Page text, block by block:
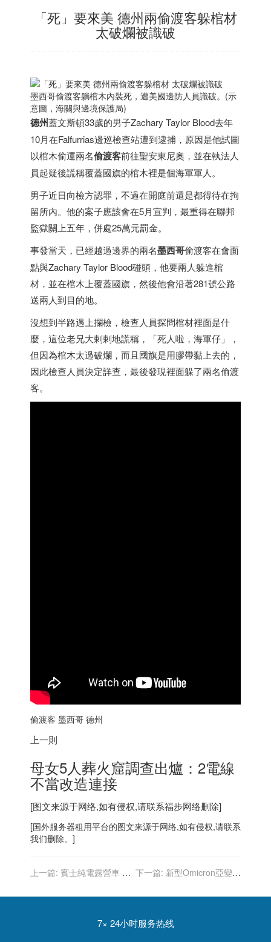
「死」要來美 德州兩偷渡客躲棺材
太破爛被識破
墨西哥偷渡客躺棺木內裝死，遭美國邊防人員識破。(示
意圖，海關與邊境保護局)
德州蓋文斯頓33歲的男子Zachary Taylor Blood去年
10月在Falfurrias邊巡檢查站遭到逮捕，原因是他試圖
以棺木偷運兩名偷渡客前往聖安東尼奧，並在執法人
員起疑後謊稱覆蓋國旗的棺木裡是個海軍軍人。
男子近日向檢方認罪，不過在開庭前還是都得待在拘
留所內。他的案子應該會在5月宣判，最重得在聯邦
監獄關上五年，併處25萬元罰金。
事發當天，已經越過邊界的兩名墨西哥偷渡客在會面
點與Zachary Taylor Blood碰頭，他要兩人躲進棺
材，並在棺木上覆蓋國旗，然後他會沿著281號公路
送兩人到目的地。
沒想到半路遇上攔檢，檢查人員探問棺材裡面是什
麼，這位老兄大剌剌地謊稱，「死人啦，海軍仔」，
但因為棺木太過破爛，而且國旗是用膠帶黏上去的，
因此檢查人員決定詳查，最後發現裡面躲了兩名偷渡
客。
偷渡客 墨西哥 德州
上一則
母女5人葬火窟調查出爐：2電線
不當改造連接
[图文来源于网络,如有侵权,请联系福步网络删除]
[国外服务器租用平台的图文来源于网络,如有侵权,请联系
我们删除。]
上一篇: 賓士純電露營車 配 下一篇: 新型Omicron亞變種
7× 24小时服务热线